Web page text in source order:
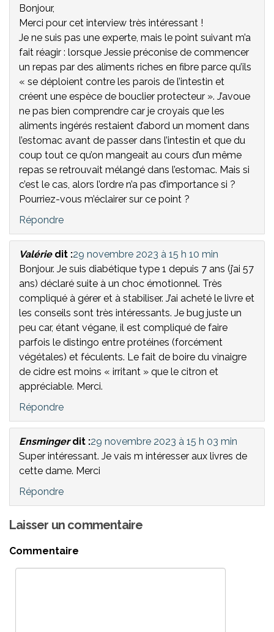
Bonjour,
Merci pour cet interview très intéressant !
Je ne suis pas une experte, mais le point suivant m’a
fait réagir : lorsque Jessie préconise de commencer
un repas par des aliments riches en fibre parce qu’ils
« se déploient contre les parois de l’intestin et
créent une espèce de bouclier protecteur ». J’avoue
ne pas bien comprendre car je croyais que les
aliments ingérés restaient d’abord un moment dans
l’estomac avant de passer dans l’intestin et que du
coup tout ce qu’on mangeait au cours d’un même
repas se retrouvait mélangé dans l’estomac. Mais si
c’est le cas, alors l’ordre n’a pas d’importance si ?
Pourriez-vous m’éclairer sur ce point ?
Répondre
Valérie dit :29 novembre 2023 à 15 h 10 min
Bonjour. Je suis diabétique type 1 depuis 7 ans (j’ai 57
ans) déclaré suite à un choc émotionnel. Très
compliqué à gérer et à stabiliser. J’ai acheté le livre et
les conseils sont très intéressants. Je bug juste un
peu car, étant végane, il est compliqué de faire
parfois le distingo entre protéines (forcément
végétales) et féculents. Le fait de boire du vinaigre
de cidre est moins « irritant » que le citron et
appréciable. Merci.
Répondre
Ensminger dit :29 novembre 2023 à 15 h 03 min
Super intéressant. Je vais m intéresser aux livres de
cette dame. Merci
Répondre
Laisser un commentaire
Commentaire